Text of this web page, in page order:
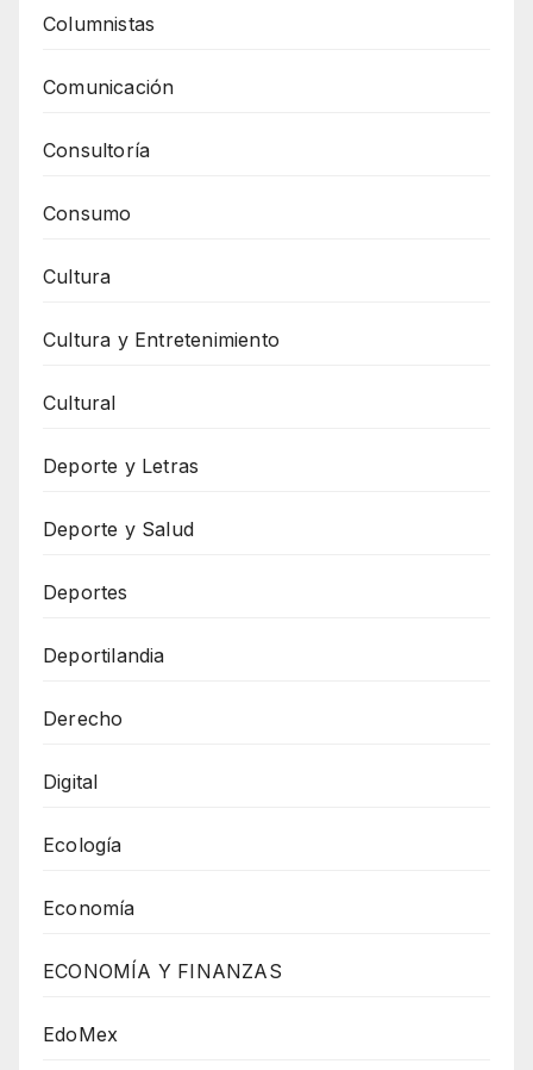
Columnistas
Comunicación
Consultoría
Consumo
Cultura
Cultura y Entretenimiento
Cultural
Deporte y Letras
Deporte y Salud
Deportes
Deportilandia
Derecho
Digital
Ecología
Economía
ECONOMÍA Y FINANZAS
EdoMex